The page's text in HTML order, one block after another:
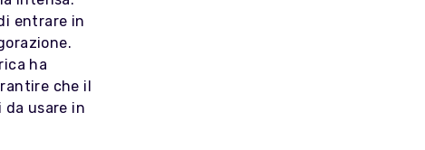
entrare in
ha
che il
da usare in